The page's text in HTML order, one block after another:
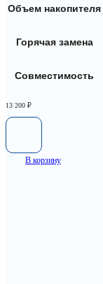
Объем накопителя
Горячая замена
Совместимость
13 200 ₽
В корзину